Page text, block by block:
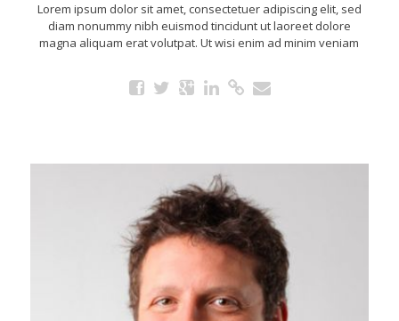
Lorem ipsum dolor sit amet, consectetuer adipiscing elit, sed
diam nonummy nibh euismod tincidunt ut laoreet dolore
magna aliquam erat volutpat. Ut wisi enim ad minim veniam